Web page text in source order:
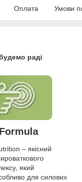
Оплата Умови
раді
– якісний
який
для силових